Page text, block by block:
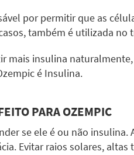
por permitir que as
também é utilizada
mais insulina
é Insulina.
PARA OZEMPIC
se ele é ou não
Evitar raios solares,